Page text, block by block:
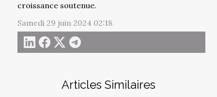
Articles Similaires
croissance soutenue.
Samedi 29 juin 2024 02:18